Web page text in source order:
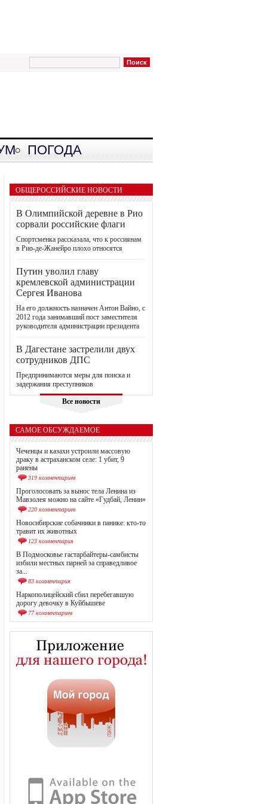
ПОГОДА
ОБЩЕРОССИЙСКИЕ НОВОСТИ
В Олимпийской деревне в Рио
сорвали российские флаги
Спортсменка рассказала, что к россиянам
в Рио-де-Жанейро плохо относятся
Путин уволил главу
кремлевской администрации
Сергея Иванова
На его должность назначен Антон Вайно, с
2012 года занимавший пост заместителя
руководителя администрации президента
В Дагестане застрелили двух
сотрудников ДПС
Предпринимаются меры для поиска и
задержания преступников
Все новости
САМОЕ ОБСУЖДАЕМОЕ
Чеченцы и казахи устроили массовую
драку в астраханском селе: 1 убит, 9
ранены
319 комментариев
Проголосовать за вынос тела Ленина из
Мавзолея можно на сайте «Гудбай, Ленин»
220 комментариев
Новосибирские собачники в панике: кто-то
травит их животных
123 комментария
В Подмосковье гастарбайтеры-самбисты
избили местных парней за справедливое
за...
83 комментария
Наркополицейский сбил перебегавшую
дорогу девочку в Куйбышеве
77 комментариев